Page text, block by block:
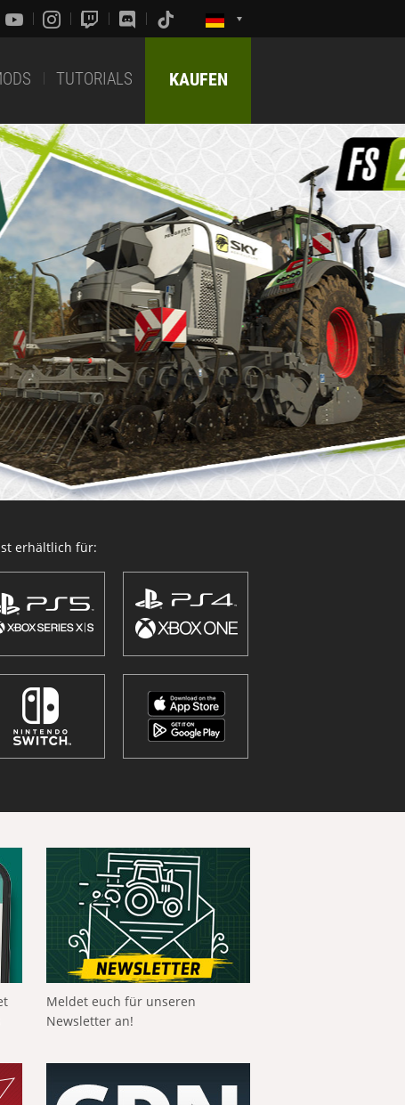
TUTORIALS KAUFEN
erhältlich für:
Meldet euch für unseren
Newsletter an!